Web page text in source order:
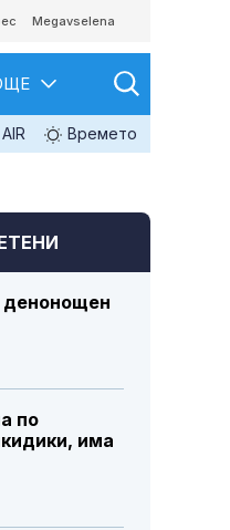
Megavselena
Времето
денонощен
по
има